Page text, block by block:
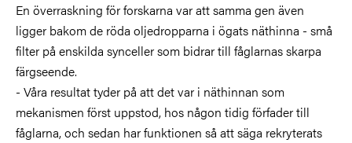
En överraskning för forskarna var att samma gen även
ligger bakom de röda oljedropparna i ögats näthinna - små
filter på enskilda synceller som bidrar till fåglarnas skarpa
färgseende.
- Våra resultat tyder på att det var i näthinnan som
mekanismen först uppstod, hos någon tidig förfader till
fåglarna, och sedan har funktionen så att säga rekryterats